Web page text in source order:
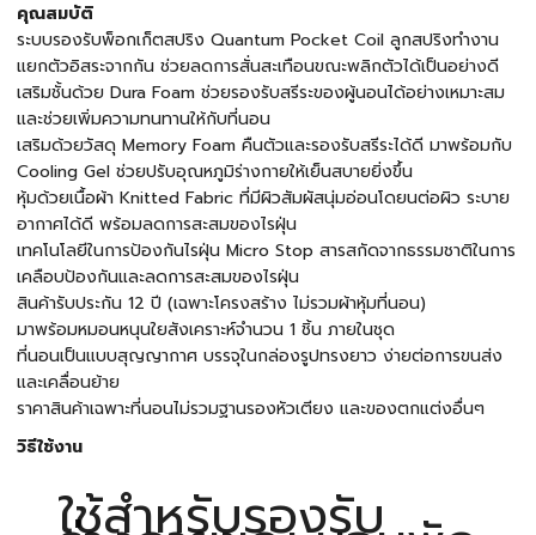
คุณสมบัติ
ระบบรองรับพ็อกเก็ตสปริง Quantum Pocket Coil ลูกสปริงทำงาน
แยกตัวอิสระจากกัน ช่วยลดการสั่นสะเทือนขณะพลิกตัวได้เป็นอย่างดี
เสริมชั้นด้วย Dura Foam ช่วยรองรับสรีระของผู้นอนได้อย่างเหมาะสม
และช่วยเพิ่มความทนทานให้กับที่นอน
เสริมด้วยวัสดุ Memory Foam คืนตัวและรองรับสรีระได้ดี มาพร้อมกับ
Cooling Gel ช่วยปรับอุณหภูมิร่างกายให้เย็นสบายยิ่งขึ้น
หุ้มด้วยเนื้อผ้า Knitted Fabric ที่มีผิวสัมผัสนุ่มอ่อนโดยนต่อผิว ระบาย
อากาศได้ดี พร้อมลดการสะสมของไรฝุ่น
เทคโนโลยีในการป้องกันไรฝุ่น Micro Stop สารสกัดจากธรรมชาติในการ
เคลือบป้องกันและลดการสะสมของไรฝุ่น
สินค้ารับประกัน 12 ปี (เฉพาะโครงสร้าง ไม่รวมผ้าหุ้มที่นอน)
มาพร้อมหมอนหนุนใยสังเคราะห์จำนวน 1 ชิ้น ภายในชุด
ที่นอนเป็นแบบสุญญากาศ บรรจุในกล่องรูปทรงยาว ง่ายต่อการขนส่ง
และเคลื่อนย้าย
ราคาสินค้าเฉพาะที่นอนไม่รวมฐานรองหัวเตียง และของตกแต่งอื่นๆ
วิธีใช้งาน
ใช้สำหรับรองรับ